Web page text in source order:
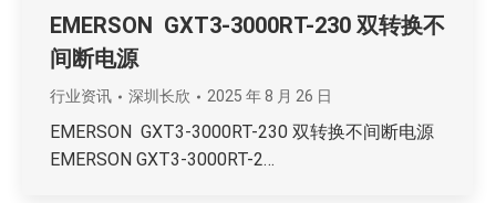
EMERSON GXT3-3000RT-230 双转换不
间断电源
行业资讯 深圳长欣 2025 年 8 月 26 日
EMERSON GXT3-3000RT-230 双转换不间断电源
EMERSON GXT3-3000RT-2…